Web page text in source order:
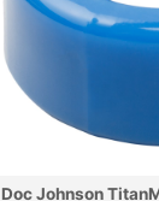
Doc Johnson